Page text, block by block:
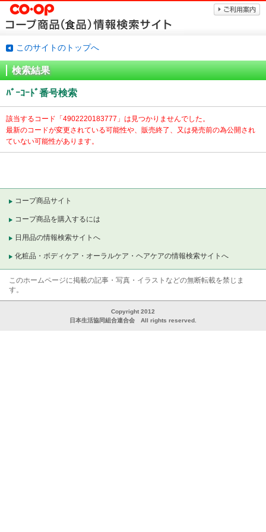
このサイトのトップへ
検索結果
ﾊﾞｰｺｰﾄﾞ番号検索
該当するコード「4902220183777」は見つかりませんでした。
最新のコードが変更されている可能性や、販売終了、又は発売前の為公開され
ていない可能性があります。
コープ商品サイト
コープ商品を購入するには
日用品の情報検索サイトへ
化粧品・ボディケア・オーラルケア・ヘアケアの情報検索サイトへ
このホームページに掲載の記事・写真・イラストなどの無断転載を禁じま
す。
Copyright 2012
日本生活協同組合連合会 All rights reserved.